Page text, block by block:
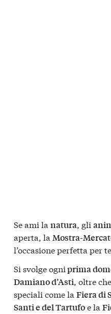
Se ami la natura, gli
aperta, la Mostra-
l’occasione perfetta per
Si svolge ogniprima
Damiano d’Asti, oltre
speciali come la Fiera di
Santi e del Tartufoe la